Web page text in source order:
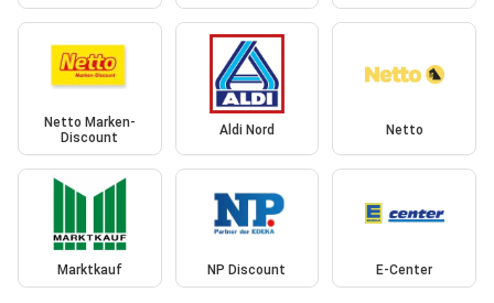
Netto Marken-
Discount
Aldi Nord Netto
Marktkauf NP Discount E-Center